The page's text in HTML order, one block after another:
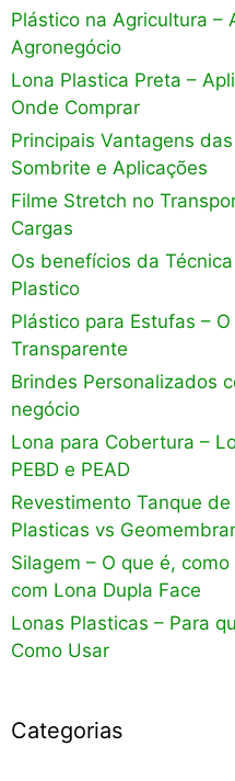
Plástico na Agricultura –
Agronegócio
Lona Plastica Preta –
Onde Comprar
Principais Vantagens
Sombrite e Aplicações
Filme Stretch no
Cargas
Os benefícios da
Plastico
Plástico para Estufas –
Transparente
Brindes Personalizados
negócio
Lona para Cobertura –
PEBD e PEAD
Revestimento Tanque
Plasticas vs
Silagem – O que é,
com Lona Dupla Face
Lonas Plasticas – Para
Como Usar
Categorias